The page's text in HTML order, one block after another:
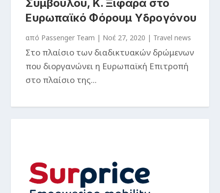
Συμβούλου, Κ. Ξιφαρά στο
Ευρωπαϊκό Φόρουμ Υδρογόνου
από Passenger Team | Νοέ 27, 2020 | Travel news
Στο πλαίσιο των διαδικτυακών δρώμενων
που διοργανώνει η Ευρωπαϊκή Επιτροπή
στο πλαίσιο της...